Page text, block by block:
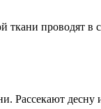
ткани проводят в
Рассекают